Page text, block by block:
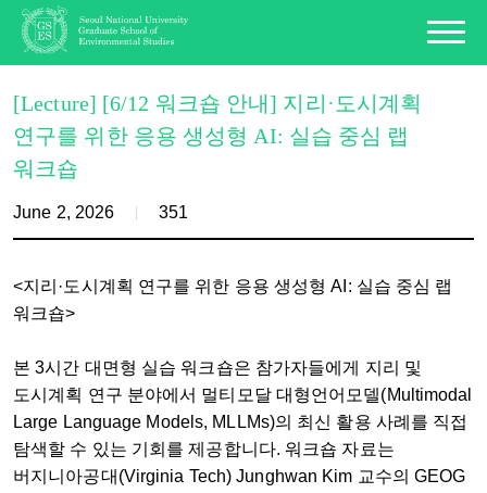
[Lecture] [6/12 워크숍 안내] 지리·도시계획
연구를 위한 응용 생성형 AI: 실습 중심 랩
워크숍
June 2, 2026 351
<지리·도시계획 연구를 위한 응용 생성형 AI: 실습 중심 랩
워크숍>
본 3시간 대면형 실습 워크숍은 참가자들에게 지리 및
도시계획 연구 분야에서 멀티모달 대형언어모델(Multimodal
Large Language Models, MLLMs)의 최신 활용 사례를 직접
탐색할 수 있는 기회를 제공합니다. 워크숍 자료는
버지니아공대(Virginia Tech) Junghwan Kim 교수의 GEOG